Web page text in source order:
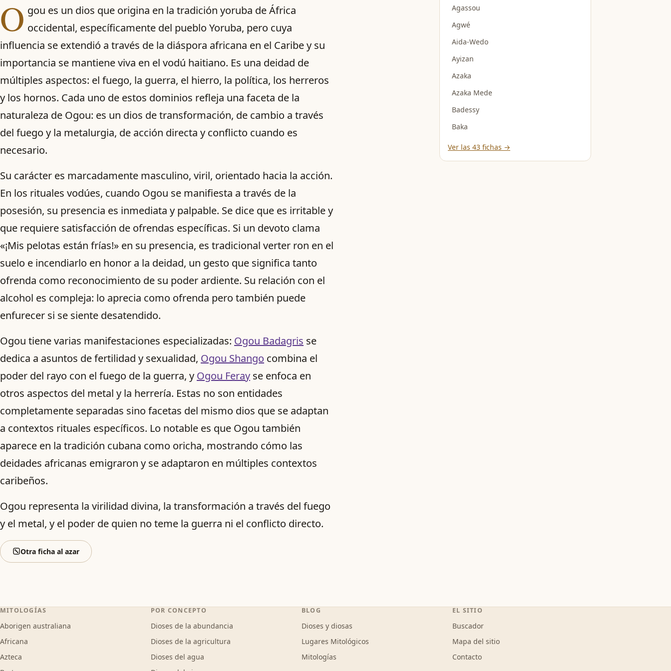
O gou es un dios que origina en la tradición yoruba de África
occidental, específicamente del pueblo Yoruba, pero cuya
influencia se extendió a través de la diáspora africana en el Caribe y su
importancia se mantiene viva en el vodú haitiano. Es una deidad de
múltiples aspectos: el fuego, la guerra, el hierro, la política, los herreros
y los hornos. Cada uno de estos dominios refleja una faceta de la
naturaleza de Ogou: es un dios de transformación, de cambio a través
del fuego y la metalurgia, de acción directa y conflicto cuando es
necesario.
Su carácter es marcadamente masculino, viril, orientado hacia la acción.
En los rituales vodúes, cuando Ogou se manifiesta a través de la
posesión, su presencia es inmediata y palpable. Se dice que es irritable y
que requiere satisfacción de ofrendas específicas. Si un devoto clama
«¡Mis pelotas están frías!» en su presencia, es tradicional verter ron en el
suelo e incendiarlo en honor a la deidad, un gesto que significa tanto
ofrenda como reconocimiento de su poder ardiente. Su relación con el
alcohol es compleja: lo aprecia como ofrenda pero también puede
enfurecer si se siente desatendido.
Ogou tiene varias manifestaciones especializadas: Ogou Badagris se
dedica a asuntos de fertilidad y sexualidad, Ogou Shango combina el
poder del rayo con el fuego de la guerra, y Ogou Feray se enfoca en
otros aspectos del metal y la herrería. Estas no son entidades
completamente separadas sino facetas del mismo dios que se adaptan
a contextos rituales específicos. Lo notable es que Ogou también
aparece en la tradición cubana como oricha, mostrando cómo las
deidades africanas emigraron y se adaptaron en múltiples contextos
caribeños.
Ogou representa la virilidad divina, la transformación a través del fuego
y el metal, y el poder de quien no teme la guerra ni el conflicto directo.
Otra ficha al azar
Agassou
Agwé
Aida-Wedo
Ayizan
Azaka
Azaka Mede
Badessy
Baka
Ver las 43 fichas →
MITOLOGÍAS
Aborigen australiana
Africana
Azteca
POR CONCEPTO
Dioses de la abundancia
Dioses de la agricultura
Dioses del agua
BLOG
Dioses y diosas
Lugares Mitológicos
Mitologías
EL SITIO
Buscador
Mapa del sitio
Contacto